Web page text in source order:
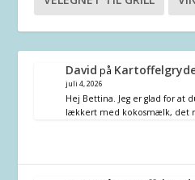
David på
juli 4, 2026
Hej Bettina. Jeg er glad for at
lækkert med kokosmælk, det